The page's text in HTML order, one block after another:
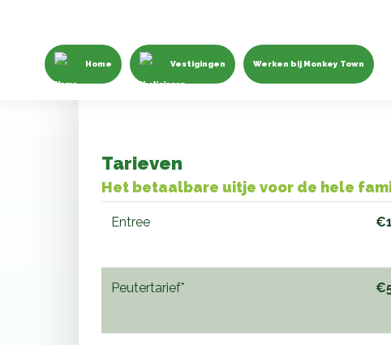
Home Vestigingen Werken bij Monkey Town
Tarieven
Het betaalbare uitje voor de hele
Entree
Peutertarief*